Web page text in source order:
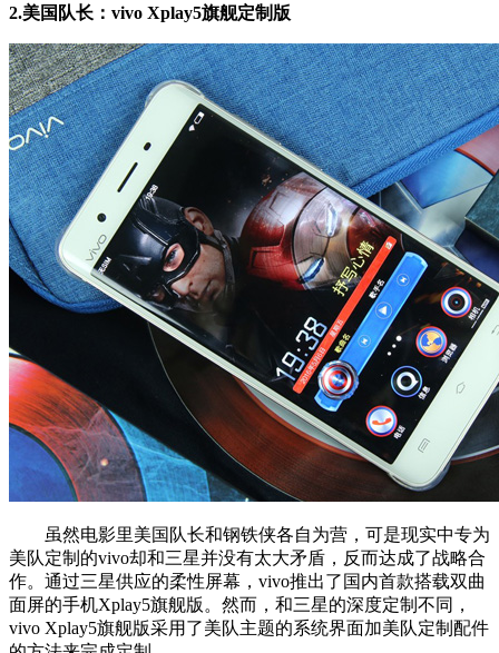
2.美国队长：vivo Xplay5旗舰定制版
虽然电影里美国队长和钢铁侠各自为营，可是现实中专为
美队定制的vivo却和三星并没有太大矛盾，反而达成了战略合
作。通过三星供应的柔性屏幕，vivo推出了国内首款搭载双曲
面屏的手机Xplay5旗舰版。然而，和三星的深度定制不同，
vivo Xplay5旗舰版采用了美队主题的系统界面加美队定制配件